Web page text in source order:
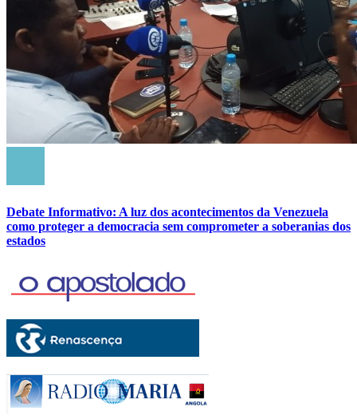
Debate Informativo: A luz dos acontecimentos da Venezuela
como proteger a democracia sem comprometer a soberanias dos
estados